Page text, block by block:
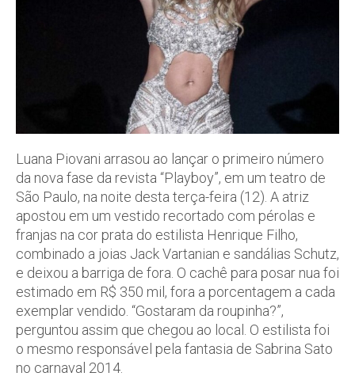
Luana Piovani arrasou ao lançar o primeiro número
da nova fase da revista “Playboy”, em um teatro de
São Paulo, na noite desta terça-feira (12). A atriz
apostou em um vestido recortado com pérolas e
franjas na cor prata do estilista Henrique Filho,
combinado a joias Jack Vartanian e sandálias Schutz,
e deixou a barriga de fora. O cachê para posar nua foi
estimado em R$ 350 mil, fora a porcentagem a cada
exemplar vendido. “Gostaram da roupinha?”,
perguntou assim que chegou ao local. O estilista foi
o mesmo responsável pela fantasia de Sabrina Sato
no carnaval 2014.